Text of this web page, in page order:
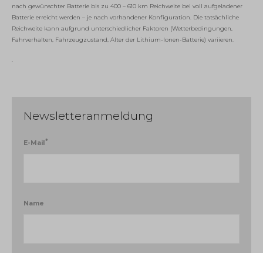
nach gewünschter Batterie bis zu 400 – 610 km Reichweite bei voll aufgeladener
Batterie erreicht werden – je nach vorhandener Konfiguration. Die tatsächliche
Reichweite kann aufgrund unterschiedlicher Faktoren (Wetterbedingungen,
Fahrverhalten, Fahrzeugzustand, Alter der Lithium-Ionen-Batterie) variieren.
Newsletteranmeldung
E-Mail *
Name